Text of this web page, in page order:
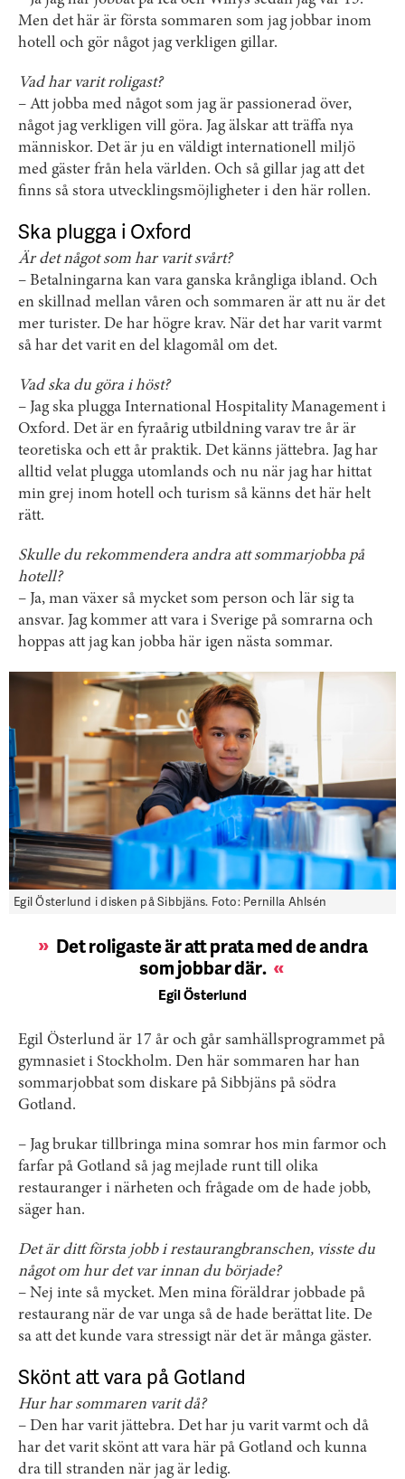
Men det här är första sommaren som jag jobbar inom
hotell och gör något jag verkligen gillar.
Vad har varit roligast?
– Att jobba med något som jag är passionerad över,
något jag verkligen vill göra. Jag älskar att träffa nya
människor. Det är ju en väldigt internationell miljö
med gäster från hela världen. Och så gillar jag att det
finns så stora utvecklingsmöjligheter i den här rollen.
Ska plugga i Oxford
Är det något som har varit svårt?
– Betalningarna kan vara ganska krångliga ibland. Och
en skillnad mellan våren och sommaren är att nu är det
mer turister. De har högre krav. När det har varit varmt
så har det varit en del klagomål om det.
Vad ska du göra i höst?
– Jag ska plugga International Hospitality Management i
Oxford. Det är en fyraårig utbildning varav tre år är
teoretiska och ett år praktik. Det känns jättebra. Jag har
alltid velat plugga utomlands och nu när jag har hittat
min grej inom hotell och turism så känns det här helt
rätt.
Skulle du rekommendera andra att sommarjobba på
hotell?
– Ja, man växer så mycket som person och lär sig ta
ansvar. Jag kommer att vara i Sverige på somrarna och
hoppas att jag kan jobba här igen nästa sommar.
Egil Österlund i disken på Sibbjäns. Foto: Pernilla Ahlsén
Det roligaste är att prata med de andra
som jobbar där.
Egil Österlund
Egil Österlund är 17 år och går samhällsprogrammet på
gymnasiet i Stockholm. Den här sommaren har han
sommarjobbat som diskare på Sibbjäns på södra
Gotland.
– Jag brukar tillbringa mina somrar hos min farmor och
farfar på Gotland så jag mejlade runt till olika
restauranger i närheten och frågade om de hade jobb,
säger han.
Det är ditt första jobb i restaurangbranschen, visste du
något om hur det var innan du började?
– Nej inte så mycket. Men mina föräldrar jobbade på
restaurang när de var unga så de hade berättat lite. De
sa att det kunde vara stressigt när det är många gäster.
Skönt att vara på Gotland
Hur har sommaren varit då?
– Den har varit jättebra. Det har ju varit varmt och då
har det varit skönt att vara här på Gotland och kunna
dra till stranden när jag är ledig.